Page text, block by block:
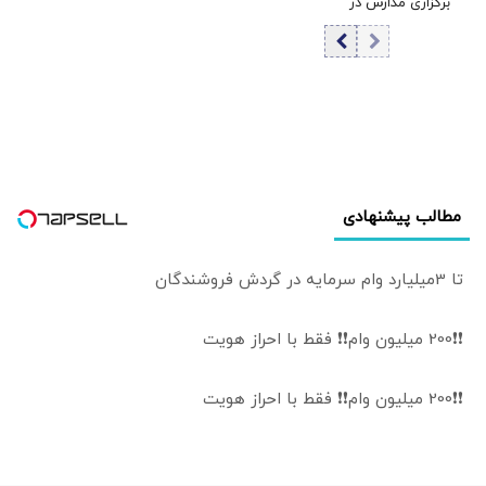
نشود، هرات به‌طور
کامل به دست
طالبان خواهد افتاد
احساس شد+ فیلم
سال تحصیلی جدید
مطالب پیشنهادی
تا 3میلیارد وام سرمایه در گردش فروشندگان
❗❗200 میلیون وام❗❗ فقط با احراز هویت
❗❗200 میلیون وام❗❗ فقط با احراز هویت